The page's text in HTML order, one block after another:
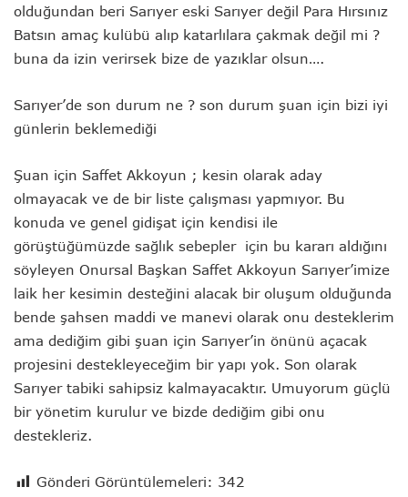
olduğundan beri Sarıyer eski Sarıyer değil Para Hırsınız
Batsın amaç kulübü alıp katarlılara çakmak değil mi ?
buna da izin verirsek bize de yazıklar olsun….
Sarıyer’de son durum ne ? son durum şuan için bizi iyi
günlerin beklemediği
Şuan için Saffet Akkoyun ; kesin olarak aday
olmayacak ve de bir liste çalışması yapmıyor. Bu
konuda ve genel gidişat için kendisi ile
görüştüğümüzde sağlık sebepler için bu kararı aldığını
söyleyen Onursal Başkan Saffet Akkoyun Sarıyer’imize
laik her kesimin desteğini alacak bir oluşum olduğunda
bende şahsen maddi ve manevi olarak onu desteklerim
ama dediğim gibi şuan için Sarıyer’in önünü açacak
projesini destekleyeceğim bir yapı yok. Son olarak
Sarıyer tabiki sahipsiz kalmayacaktır. Umuyorum güçlü
bir yönetim kurulur ve bizde dediğim gibi onu
destekleriz.
Gönderi Görüntülemeleri: 342